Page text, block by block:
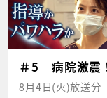
＃5 病院激震
8月4日(火)放送分